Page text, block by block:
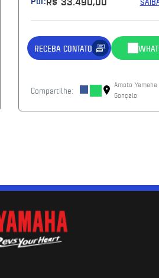
RECEBA CONTATO
Compartilhe:
Amoto
Gonçalo